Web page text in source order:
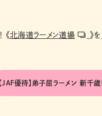
《北海道ラーメン道場
》
【JAF優待】弟子屈ラーメン 新千